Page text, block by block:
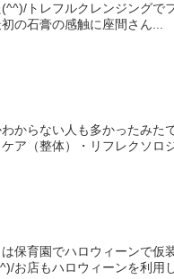
トレフルクレンジング
の石膏の感触に座間さん...
からない人も多かったみ
ア（整体）・リフレクソロ
保育園でハロウィーンで
お店もハロウィーンを利用